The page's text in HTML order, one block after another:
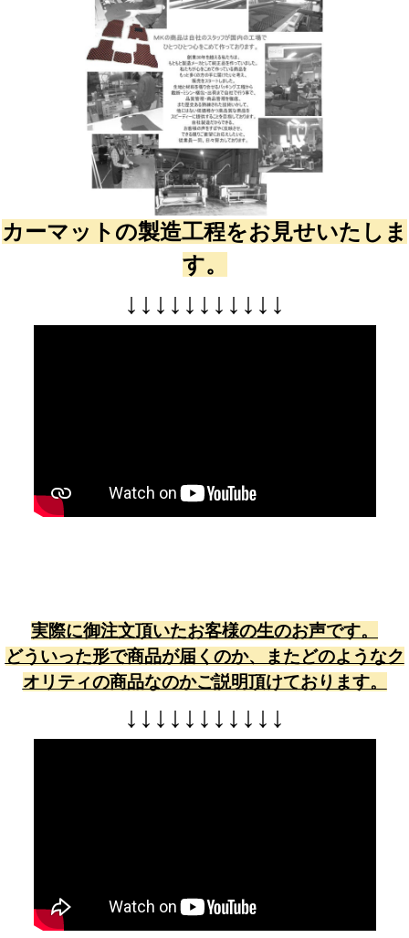
カーマットの製造工程をお見せいたしま
す。
↓ ↓ ↓ ↓ ↓ ↓ ↓ ↓ ↓ ↓ ↓
実際に御注文頂いたお客様の生のお声です。
どういった形で商品が届くのか、またどのようなク
オリティの商品なのかご説明頂けております。
↓ ↓ ↓ ↓ ↓ ↓ ↓ ↓ ↓ ↓ ↓